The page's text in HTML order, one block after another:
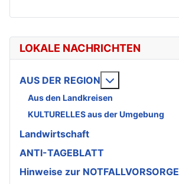
LOKALE NACHRICHTEN
AUS DER REGION
Aus den Landkreisen
KULTURELLES aus der Umgebung
Landwirtschaft
ANTI-TAGEBLATT
Hinweise zur NOTFALLVORSORGE